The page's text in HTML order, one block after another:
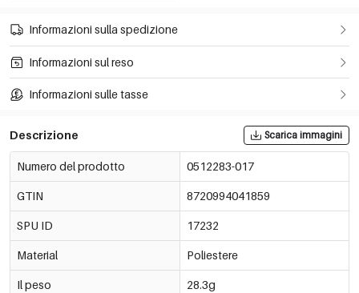
Informazioni sulla spedizione
Informazioni sul reso
Informazioni sulle tasse
Descrizione Scarica immagini
Numero del prodotto 0512283-017
GTIN 8720994041859
SPU ID 17232
Material Poliestere
Il peso 28.3g